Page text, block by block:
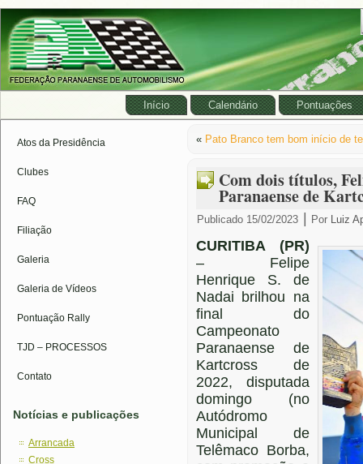
Início Calendário Pontuações
Atos da Presidência
Clubes
FAQ
Filiação
Galeria
Galeria de Vídeos
Pontuação Rally
TJD – PROCESSOS
Contato
Notícias e publicações
Arrancada
Cross
« Pato Branco tem bom início de
Com dois títulos,
Paranaense de
Publicado 15/02/2023 Por Luiz
CURITIBA (PR)
– Felipe
Henrique S. de
Nadai brilhou na
final do
Campeonato
Paranaense de
Kartcross de
2022, disputada
domingo (no
Autódromo
Municipal de
Telêmaco Borba,